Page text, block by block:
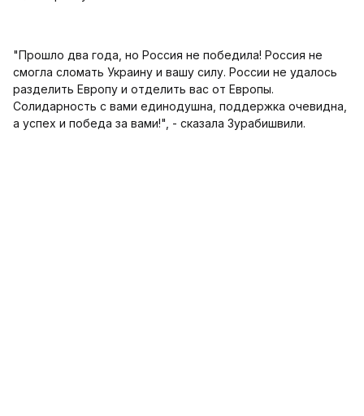
"Прошло два года, но Россия не победила! Россия не
смогла сломать Украину и вашу силу. России не удалось
разделить Европу и отделить вас от Европы.
Солидарность с вами единодушна, поддержка очевидна,
а успех и победа за вами!", - сказала Зурабишвили.